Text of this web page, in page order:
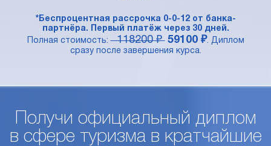
*Беспроцентная рассрочка 0-0-12 от банка-
партнёра. Первый платёж через 30 дней.
Полная стоимость:118200 ₽ 59100 ₽. Диплом
сразу после завершения курса.
Получи официальный диплом
в сфере туризма в кратчайшие